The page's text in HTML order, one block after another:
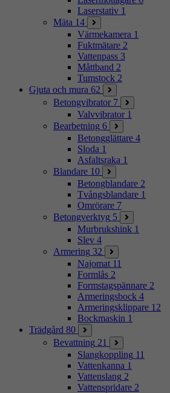
Laserstativ 1
Mäta 14
Värmekamera 1
Fuktmätare 2
Vattenpass 3
Måttband 2
Tumstock 2
Gjuta och mura 62
Betongvibrator 7
Valvvibrator 1
Bearbetning 6
Betongglättare 4
Sloda 1
Asfaltsraka 1
Blandare 10
Betongblandare 2
Tvångsblandare 1
Omrörare 7
Betongverktyg 5
Murbrukshink 1
Slev 4
Armering 32
Najomat 11
Formlås 2
Formstagspännare 2
Armeringsbock 4
Armeringsklippare 12
Bockmaskin 1
Trädgård 80
Bevattning 21
Slangkoppling 11
Vattenkanna 1
Vattenslang 2
Vattenspridare 2